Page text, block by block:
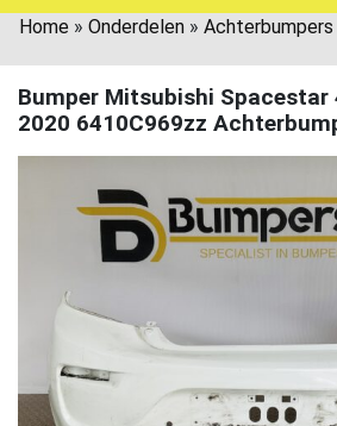
Home » Onderdelen » Achterbumpers
Bumper Mitsubishi Spacestar
2020 6410C969zz